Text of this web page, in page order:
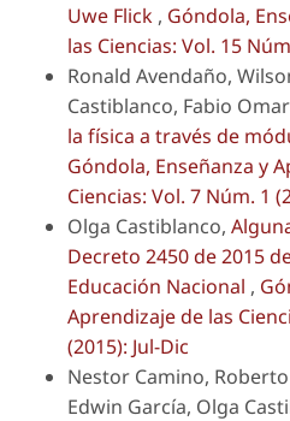
Uwe Flick , Góndola,
las Ciencias: Vol. 15
Ronald Avendaño,
Castiblanco, Fabio
la física a través de
Góndola, Enseñanza y
Ciencias: Vol. 7 Núm. 1
Olga Castiblanco,
Decreto 2450 de 2015
Educación Nacional ,
Aprendizaje de las
(2015): Jul-Dic
Nestor Camino,
Edwin García, Olga